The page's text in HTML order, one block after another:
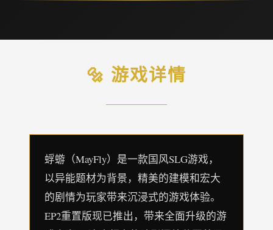
🔩 游戏详情
蜉蝣（MayFly）是一款国风SLG游戏，
以异能题材为背景，精美的建模和宏大
的剧情为玩家带来沉浸式的游戏体验。
EP2重置版现已推出，带来全面升级的游